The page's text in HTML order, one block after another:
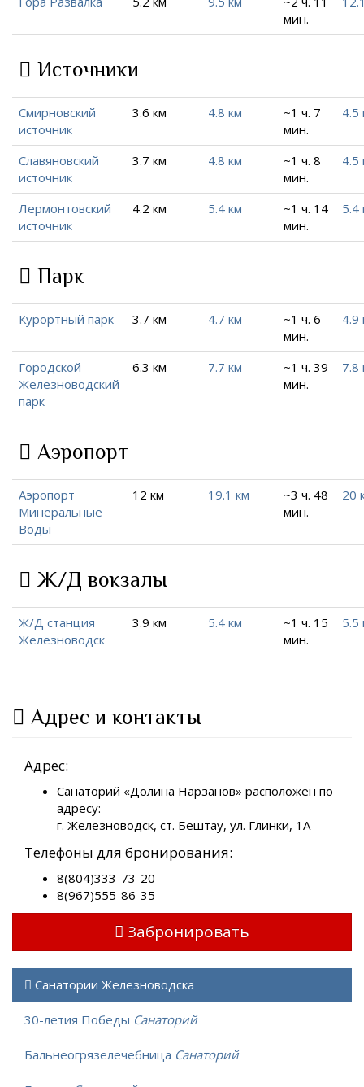
мин.
Источники
Смирновский
источник
3.6 км 4.8 км
~1 ч. 7
мин.
4.5
Славяновский
источник
3.7 км 4.8 км
~1 ч. 8
мин.
4.5
Лермонтовский
источник
4.2 км 5.4 км
~1 ч. 14
мин.
5.4
Парк
Курортный парк 3.7 км 4.7 км
~1 ч. 6
мин.
4.9
Городской
Железноводский
парк
6.3 км 7.7 км
~1 ч. 39
мин.
7.8
Аэропорт
Аэропорт
Минеральные
Воды
12 км 19.1 км
~3 ч. 48
мин.
20
Ж/Д вокзалы
Ж/Д станция
Железноводск
3.9 км 5.4 км
~1 ч. 15
мин.
5.5
Адрес и контакты
Адрес:
Санаторий «Долина Нарзанов» расположен по
адресу:
г. Железноводск, ст. Бештау, ул. Глинки, 1А
Телефоны для бронирования:
8(804)333-73-20
8(967)555-86-35
Забронировать
Санатории Железноводска
30-летия Победы Санаторий
Бальнеогрязелечебница Санаторий